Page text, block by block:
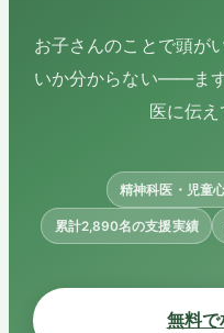
お子さんのことで頭が
いか分からない——ま
医に伝え
精神科医・児童
累計2,890名の支援実績
無料で